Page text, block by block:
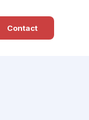
Contact